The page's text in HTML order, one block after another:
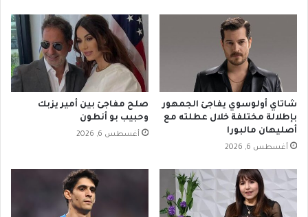
شاتاي أولوسوي يفاجئ الجمهور
بإطلالة مختلفة خلال عطلته مع
أصليهان مالبورا
أغسطس 6, 2026
صلح مفاجئ بين أمير يزبك
وحبيب بو أنطون
أغسطس 6, 2026